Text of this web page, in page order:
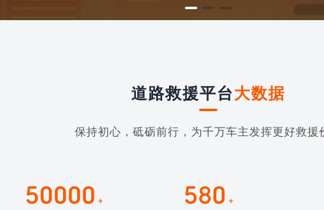
道路救援平台大数据
保持初心，砥砺前行，为千万车主发挥更好救援
50000 + 580 +